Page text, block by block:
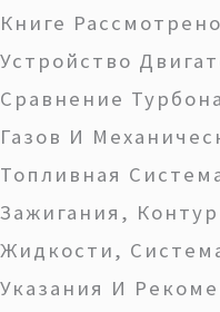
Книге
Устройство
Сравнение
Газов И
Топливная
Зажигания,
Жидкости,
Указания И